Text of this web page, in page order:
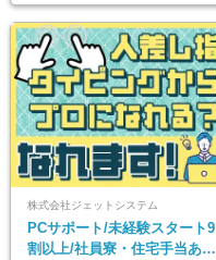
株式会社ジェットシステム
PCサポート/未経験スタート9
割以上/社員寮・住宅手当あり/